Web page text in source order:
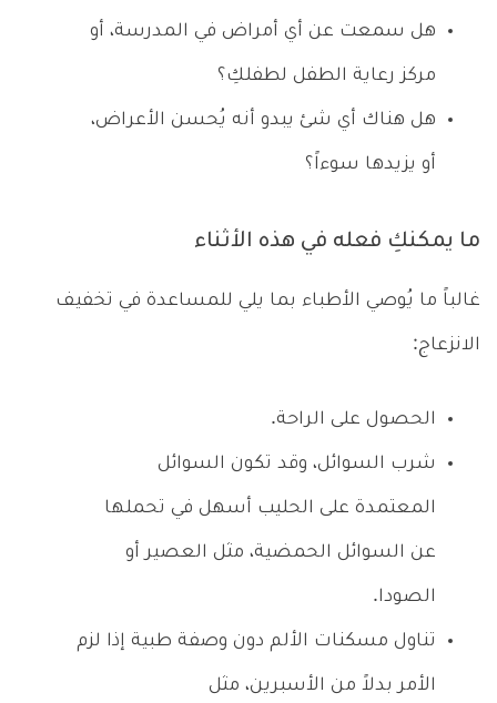
هل سمعت عن أي أمراض في المدرسة، أو
مركز رعاية الطفل لطفلكِ؟
هل هناك أي شئ يبدو أنه يُحسن الأعراض،
أو يزيدها سوءاً؟
ما يمكنكِ فعله في هذه الأثناء
غالباً ما يُوصي الأطباء بما يلي للمساعدة في تخفيف
الانزعاج:
الحصول على الراحة.
شرب السوائل، وقد تكون السوائل
المعتمدة على الحليب أسهل في تحملها
عن السوائل الحمضية، مثل العصير أو
الصودا.
تناول مسكنات الألم دون وصفة طبية إذا لزم
الأمر بدلاً من الأسبرين، مثل